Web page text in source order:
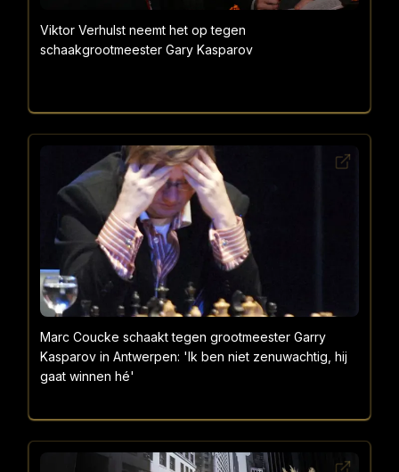
Viktor Verhulst neemt het op tegen
schaakgrootmeester Gary Kasparov
Marc Coucke schaakt tegen grootmeester Garry
Kasparov in Antwerpen: 'Ik ben niet zenuwachtig, hij
gaat winnen hé'